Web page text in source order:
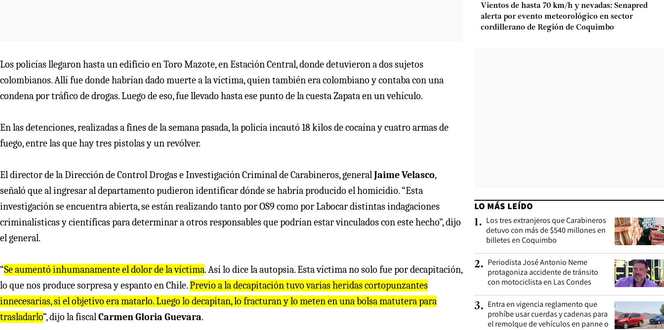
Los policías llegaron hasta un edificio en Toro Mazote, en Estación Central, donde detuvieron a dos sujetos
colombianos. Allí fue donde habrían dado muerte a la víctima, quien también era colombiano y contaba con una
condena por tráfico de drogas. Luego de eso, fue llevado hasta ese punto de la cuesta Zapata en un vehículo.
En las detenciones, realizadas a fines de la semana pasada, la policía incautó 18 kilos de cocaína y cuatro armas de
fuego, entre las que hay tres pistolas y un revólver.
El director de la Dirección de Control Drogas e Investigación Criminal de Carabineros, generalJaime Velasco,
señaló que al ingresar al departamento pudieron identificar dónde se habría producido el homicidio. “Esta
investigación se encuentra abierta, se están realizando tanto por OS9 como por Labocar distintas indagaciones
criminalísticas y científicas para determinar a otros responsables que podrían estar vinculados con este hecho”, dijo
el general.
“Se aumentó inhumanamente el dolor de la víctima. Así lo dice la autopsia. Esta víctima no solo fue por decapitación,
lo que nos produce sorpresa y espanto en Chile.Previo a la decapitación tuvo varias heridas cortopunzantes
innecesarias, si el objetivo era matarlo. Luego lo decapitan, lo fracturan y lo meten en una bolsa matutera para
trasladarlo”, dijo la fiscalCarmen Gloria Guevara.
Vientos de hasta 70 km/h y nevadas: Senapred
alerta por evento meteorológico en sector
cordillerano de Región de Coquimbo
LO MÁS LEÍDO
1. Los tres extranjeros que Carabineros
detuvo con más de $540 millones en
billetes en Coquimbo
2. Periodista José Antonio Neme
protagoniza accidente de tránsito
con motociclista en Las Condes
3. Entra en vigencia reglamento que
prohíbe usar cuerdas y cadenas para
el remolque de vehículos en panne o